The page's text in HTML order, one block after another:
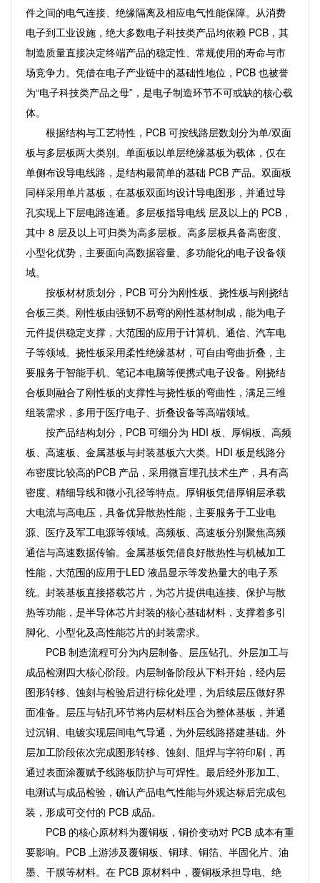
件之间的电气连接、绝缘隔离及相应电气性能保障。从消费
电子到工业设施，绝大多数电子科技类产品均依赖 PCB，其
制造质量直接决定终端产品的稳定性、常规使用的寿命与市
场竞争力。凭借在电子产业链中的基础性地位，PCB 也被誉
为“电子科技类产品之母”，是电子制造环节不可或缺的核心载
体。
根据结构与工艺特性，PCB 可按线路层数划分为单/双面
板与多层板两大类别。单面板以单层绝缘基板为载体，仅在
单侧布设导电线路，是结构最简单的基础 PCB 产品。双面板
同样采用单片基板，在基板双面均设计导电图形，并通过导
孔实现上下层电路连通。多层板指导电线 层及以上的 PCB，
其中 8 层及以上可归类为高多层板。高多层板具备高密度、
小型化优势，主要面向高数据容量、多功能化的电子设备领
域。
按板材材质划分，PCB 可分为刚性板、挠性板与刚挠结
合板三类。刚性板由强韧不易弯的刚性基材制成，能为电子
元件提供稳定支撑，大范围的应用于计算机、通信、汽车电
子等领域。挠性板采用柔性绝缘基材，可自由弯曲折叠，主
要服务于智能手机、笔记本电脑等便携式电子设备。刚挠结
合板则融合了刚性板的支撑性与挠性板的弯曲性，满足三维
组装需求，多用于医疗电子、折叠设备等高端领域。
按产品结构划分，PCB 可细分为 HDI 板、厚铜板、高频
板、高速板、金属基板与封装基板六大类。HDI 板是线路分
布密度比较高的PCB 产品，采用微盲埋孔技术生产，具有高
密度、精细导线和微小孔径等特点。厚铜板凭借厚铜层承载
大电流与高电压，具备优异散热性能，主要服务于工业电
源、医疗及军工电源等领域。高频板、高速板分别聚焦高频
通信与高速数据传输。金属基板凭借良好散热性与机械加工
性能，大范围的应用于LED 液晶显示等发热量大的电子系
统。封装基板直接搭载芯片，为芯片提供电连接、保护与散
热等功能，是半导体芯片封装的核心基础材料，支撑着多引
脚化、小型化及高性能芯片的封装需求。
PCB 制造流程可分为内层制备、层压钻孔、外层加工与
成品检测四大核心阶段。内层制备阶段从下料开始，经内层
图形转移、蚀刻与检验后进行棕化处理，为后续层压做好界
面准备。层压与钻孔环节将内层材料压合为整体基板，并通
过沉铜、电镀实现层间电气导通，为外层线路搭建基础。外
层加工阶段依次完成图形转移、蚀刻、阻焊与字符印刷，再
通过表面涂覆赋予线路板防护与可焊性。最后经外形加工、
电测试与成品检验，确认产品电气性能与外观达标后完成包
装，形成可交付的 PCB 成品。
PCB 的核心原材料为覆铜板，铜价变动对 PCB 成本有重
要影响。PCB 上游涉及覆铜板、铜球、铜箔、半固化片、油
墨、干膜等材料。在 PCB 原材料中，覆铜板承担导电、绝